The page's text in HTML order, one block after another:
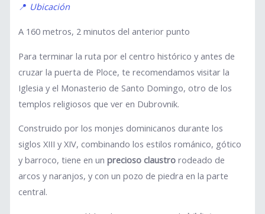
📍 Ubicación
A 160 metros, 2 minutos del anterior punto
Para terminar la ruta por el centro histórico y antes de
cruzar la puerta de Ploce, te recomendamos visitar la
Iglesia y el Monasterio de Santo Domingo, otro de los
templos religiosos que ver en Dubrovnik.
Construido por los monjes dominicanos durante los
siglos XIII y XIV, combinando los estilos románico, gótico
y barroco, tiene en unprecioso claustro rodeado de
arcos y naranjos, y con un pozo de piedra en la parte
central.